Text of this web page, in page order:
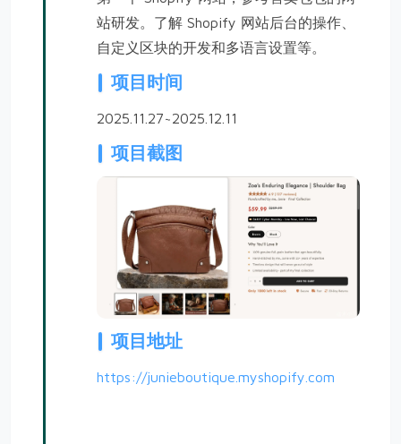
站研发。了解 Shopify 网站后台的操作、
自定义区块的开发和多语言设置等。
项目时间
2025.11.27~2025.12.11
项目截图
项目地址
https://junieboutique.myshopify.com